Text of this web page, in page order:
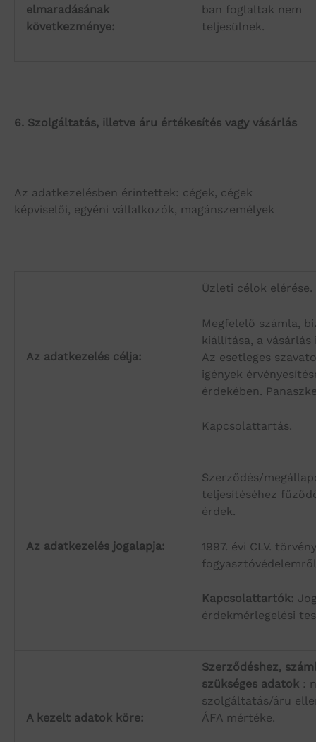
elmaradásának
következménye:
ban foglaltak nem
teljesülnek.
6. Szolgáltatás, illetve áru értékesítés vagy vásárlás
Az adatkezelésben érintettek: cégek, cégek
képviselői, egyéni vállalkozók, magánszemélyek
Az adatkezelés célja:
Üzleti célok elérése.
Megfelelő számla,
kiállítása, a vásárlás
Az esetleges
igények
érdekében.
Kapcsolattartás.
Az adatkezelés jogalapja:
Szerződés/
teljesítéséhez
érdek.
1997. évi CLV.
Kapcsolattartók:
érdekmérlegelési
A kezelt adatok köre:
Szerződéshez,
szükséges adatok :
szolgáltatás/áru
ÁFA mértéke.